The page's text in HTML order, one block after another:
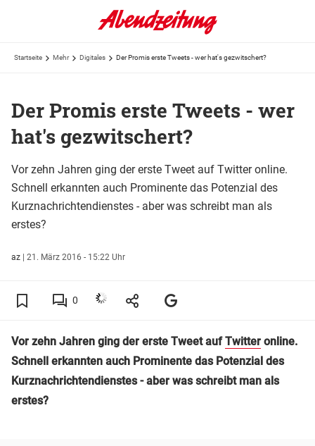
Startseite Mehr Digitales Der Promis erste Tweets - wer hat's gezwitschert?
Der Promis erste Tweets - wer
hat's gezwitschert?
Vor zehn Jahren ging der erste Tweet auf Twitter online.
Schnell erkannten auch Prominente das Potenzial des
Kurznachrichtendienstes - aber was schreibt man als
erstes?
az | 21. März 2016 - 15:22 Uhr
0
Vor zehn Jahren ging der erste Tweet aufTwitter online.
Schnell erkannten auch Prominente das Potenzial des
Kurznachrichtendienstes - aber was schreibt man als
erstes?